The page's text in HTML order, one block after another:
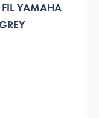
YAMAHA